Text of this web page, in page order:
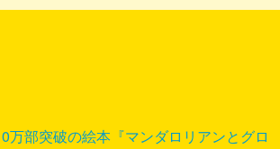
万部突破の絵本『マンダロリアンとグロ